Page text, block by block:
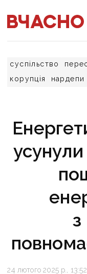
суспільство
корупція
нардепи
з
24 лютого 2025 р., 13:52